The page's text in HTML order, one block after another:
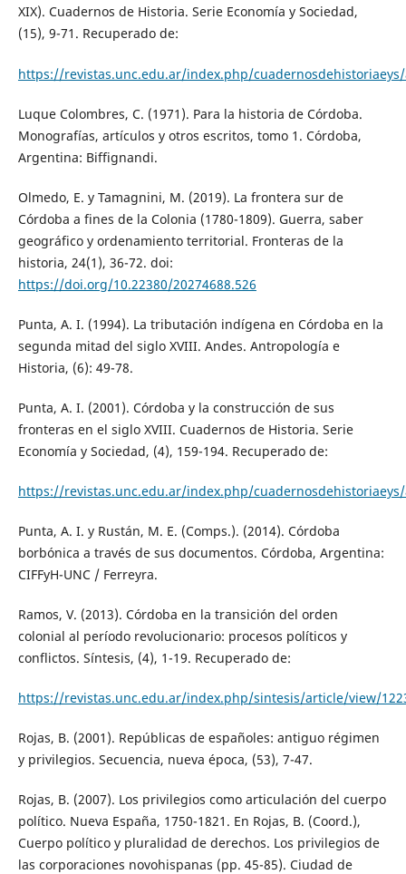
XIX). Cuadernos de Historia. Serie Economía y Sociedad,
(15), 9-71. Recuperado de:
https://revistas.unc.edu.ar/index.php/
Luque Colombres, C. (1971). Para la historia de Córdoba.
Monografías, artículos y otros escritos, tomo 1. Córdoba,
Argentina: Biffignandi.
Olmedo, E. y Tamagnini, M. (2019). La frontera sur de
Córdoba a fines de la Colonia (1780-1809). Guerra, saber
geográfico y ordenamiento territorial. Fronteras de la
historia, 24(1), 36-72. doi:
https://doi.org/10.22380/20274688.526
Punta, A. I. (1994). La tributación indígena en Córdoba en la
segunda mitad del siglo XVIII. Andes. Antropología e
Historia, (6): 49-78.
Punta, A. I. (2001). Córdoba y la construcción de sus
fronteras en el siglo XVIII. Cuadernos de Historia. Serie
Economía y Sociedad, (4), 159-194. Recuperado de:
https://revistas.unc.edu.ar/index.php/
Punta, A. I. y Rustán, M. E. (Comps.). (2014). Córdoba
borbónica a través de sus documentos. Córdoba, Argentina:
CIFFyH-UNC / Ferreyra.
Ramos, V. (2013). Córdoba en la transición del orden
colonial al período revolucionario: procesos políticos y
conflictos. Síntesis, (4), 1-19. Recuperado de:
https://revistas.unc.edu.ar/index.php/sintesis/article/view/
Rojas, B. (2001). Repúblicas de españoles: antiguo régimen
y privilegios. Secuencia, nueva época, (53), 7-47.
Rojas, B. (2007). Los privilegios como articulación del cuerpo
político. Nueva España, 1750-1821. En Rojas, B. (Coord.),
Cuerpo político y pluralidad de derechos. Los privilegios de
las corporaciones novohispanas (pp. 45-85). Ciudad de